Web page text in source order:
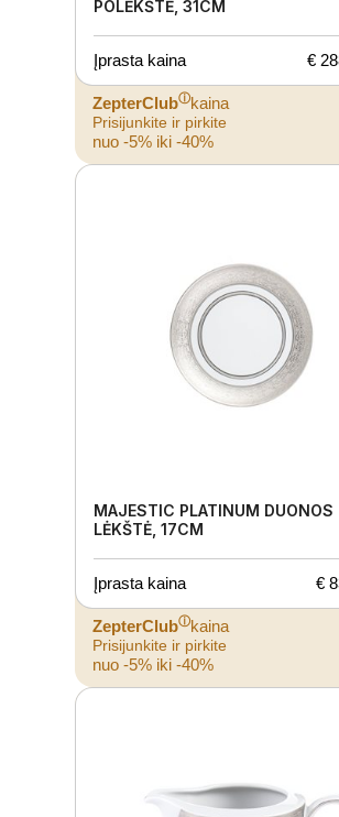
POLĖKŠTĖ, 31CM
Įprasta kaina €
ZepterClubⓘkaina
Prisijunkite ir pirkite
nuo -5% iki -40%
MAJESTIC PLATINUM DUONOS
LĖKŠTĖ, 17CM
Įprasta kaina €
ZepterClubⓘkaina
Prisijunkite ir pirkite
nuo -5% iki -40%